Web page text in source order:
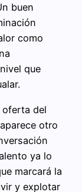
buen
como
que
oferta del
otro
ya lo
marcará la
y explotar